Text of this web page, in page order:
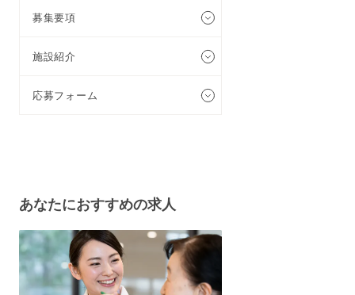
募集要項
施設紹介
応募フォーム
あなたにおすすめの求人